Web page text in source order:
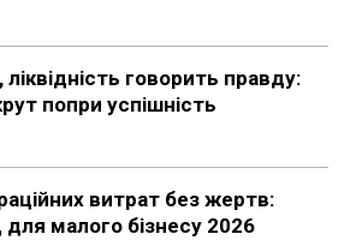
говорить правду:
попри успішність
витрат без жертв:
малого бізнесу 2026